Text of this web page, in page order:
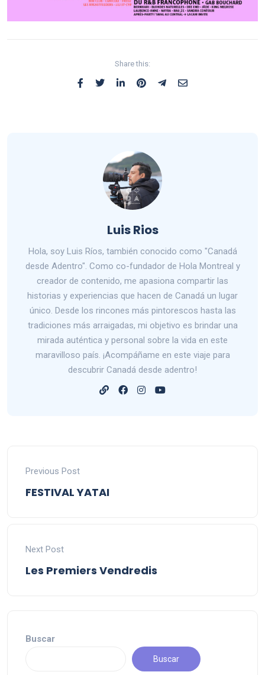
Share this:
Luis Rios
Hola, soy Luis Ríos, también conocido como "Canadá
desde Adentro". Como co-fundador de Hola Montreal y
creador de contenido, me apasiona compartir las
historias y experiencias que hacen de Canadá un lugar
único. Desde los rincones más pintorescos hasta las
tradiciones más arraigadas, mi objetivo es brindar una
mirada auténtica y personal sobre la vida en este
maravilloso país. ¡Acompáñame en este viaje para
descubrir Canadá desde adentro!
Previous Post
FESTIVAL YATAI
Next Post
Les Premiers Vendredis
Buscar
Buscar